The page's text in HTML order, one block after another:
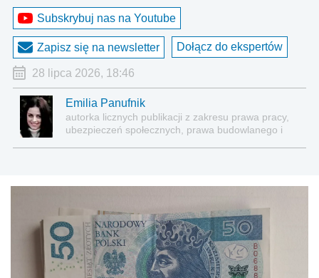
Subskrybuj nas na Youtube
Zapisz się na newsletter Dołącz do ekspertów
28 lipca 2026, 18:46
Emilia Panufnik
autorka licznych publikacji z zakresu prawa pracy,
ubezpieczeń społecznych, prawa budowlanego i